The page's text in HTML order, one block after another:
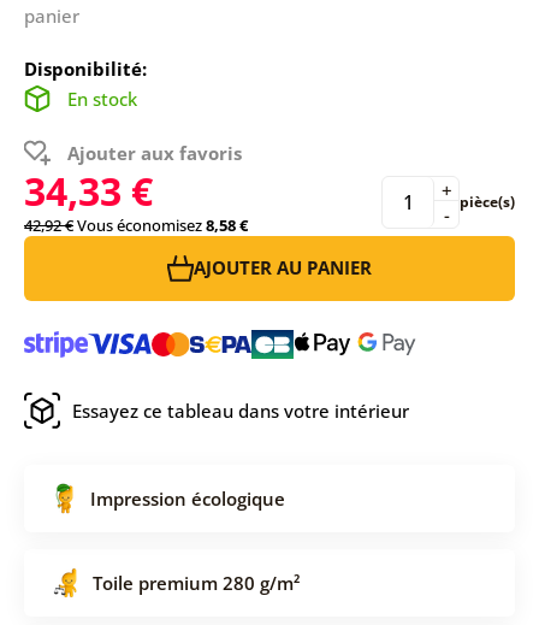
panier
Disponibilité:
En stock
Ajouter aux favoris
34,33 €
42,92 €Vous économisez8,58 € -
+ pièce(s)
AJOUTER AU PANIER
Essayez ce tableau dans votre intérieur
Impression écologique
Toile premium 280 g/m²